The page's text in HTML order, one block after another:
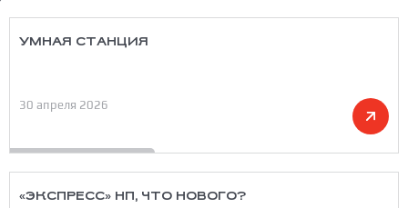
УМНАЯ СТАНЦИЯ
30 апреля 2026
«ЭКСПРЕСС» НП, ЧТО НОВОГО?